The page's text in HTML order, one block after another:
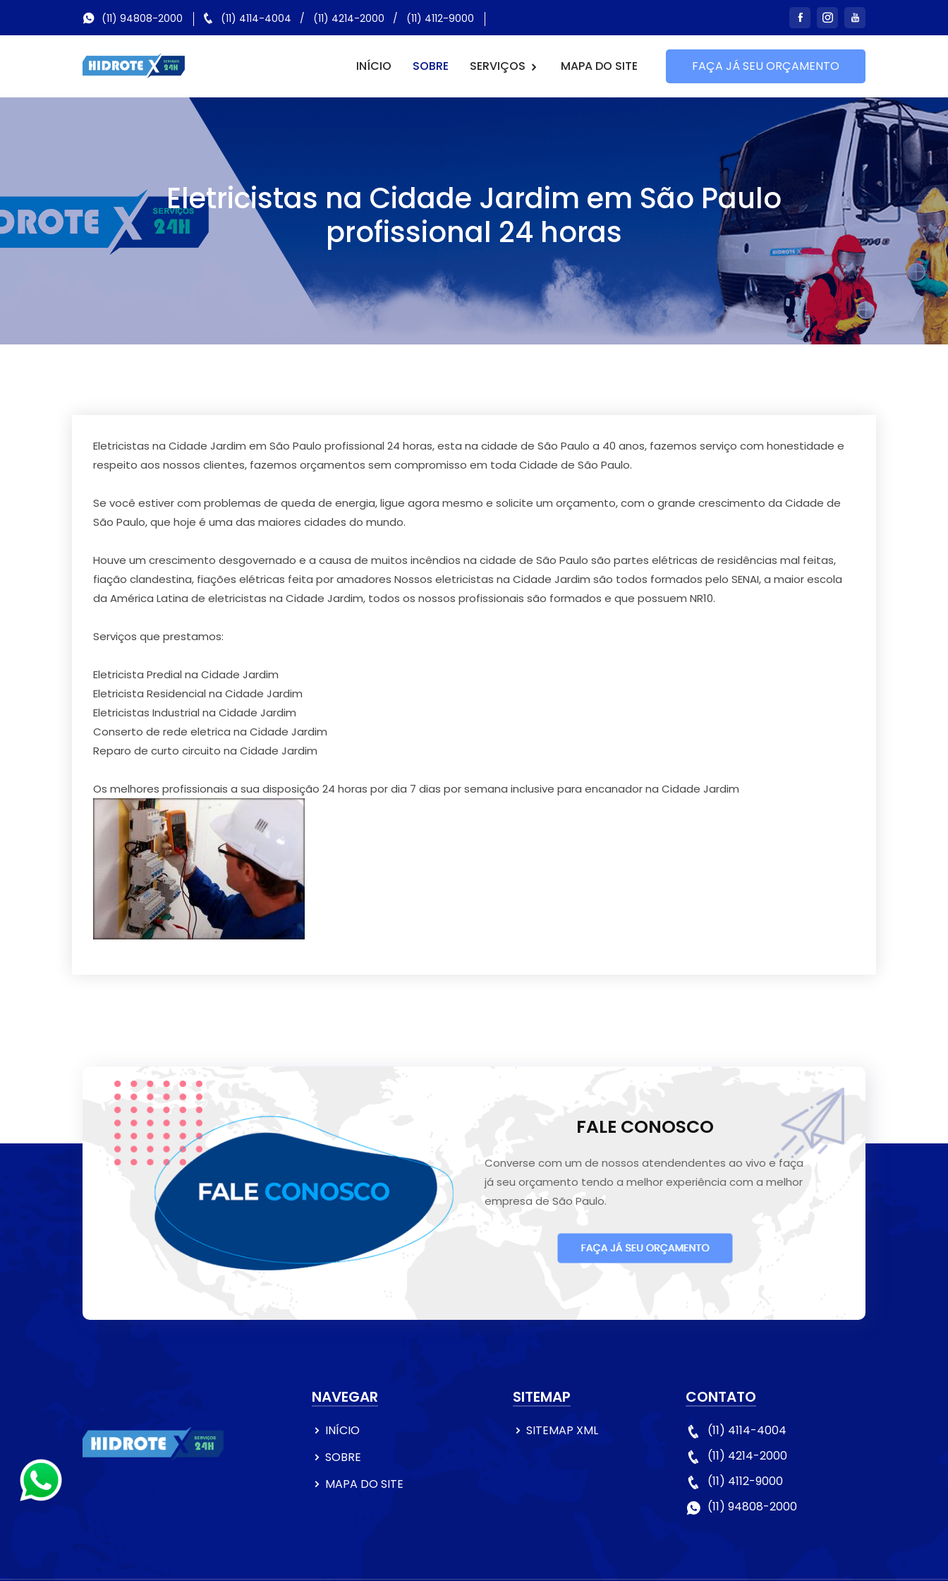
(11) 94808-2000 (11) 4114-4004 / (11) 4214-2000 / (11) 4112-9000
INÍCIO SOBRE SERVIÇOS MAPA DO SITE FAÇA JÁ SEU ORÇAMENTO
Eletricistas na Cidade Jardim em São Paulo
profissional 24 horas
Eletricistas na Cidade Jardim em São Paulo profissional 24 horas, esta na cidade de São Paulo a 40 anos, fazemos serviço com honestidade e
respeito aos nossos clientes, fazemos orçamentos sem compromisso em toda Cidade de São Paulo.
Se você estiver com problemas de queda de energia, ligue agora mesmo e solicite um orçamento, com o grande crescimento da Cidade de
São Paulo, que hoje é uma das maiores cidades do mundo.
Houve um crescimento desgovernado e a causa de muitos incêndios na cidade de São Paulo são partes elétricas de residências mal feitas,
fiação clandestina, fiações elétricas feita por amadores Nossos eletricistas na Cidade Jardim são todos formados pelo SENAI, a maior escola
da América Latina de eletricistas na Cidade Jardim, todos os nossos profissionais são formados e que possuem NR10.
Serviços que prestamos:
Eletricista Predial na Cidade Jardim
Eletricista Residencial na Cidade Jardim
Eletricistas Industrial na Cidade Jardim
Conserto de rede eletrica na Cidade Jardim
Reparo de curto circuito na Cidade Jardim
Os melhores profissionais a sua disposição 24 horas por dia 7 dias por semana inclusive para encanador na Cidade Jardim
FALE CONOSCO
Converse com um de nossos atendendentes ao vivo e faça
já seu orçamento tendo a melhor experiência com a melhor
empresa de São Paulo.
NAVEGAR
INÍCIO
SOBRE
MAPA DO SITE
SITEMAP
SITEMAP XML
CONTATO
(11) 4114-4004
(11) 4214-2000
(11) 4112-9000
(11) 94808-2000